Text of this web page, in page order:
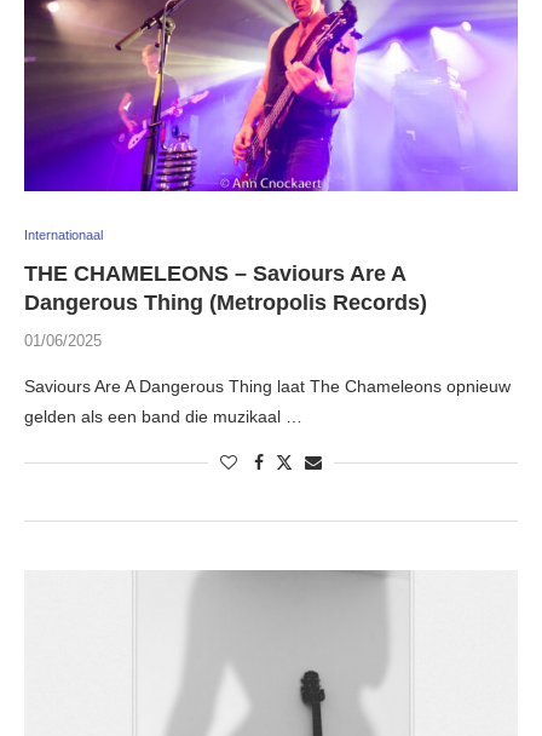
Internationaal
THE CHAMELEONS – Saviours Are A
Dangerous Thing (Metropolis Records)
01/06/2025
Saviours Are A Dangerous Thing laat The Chameleons opnieuw
gelden als een band die muzikaal …